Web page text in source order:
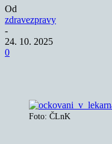
Od
zdravezpravy
-
24. 10. 2025
0
Foto: ČLnK